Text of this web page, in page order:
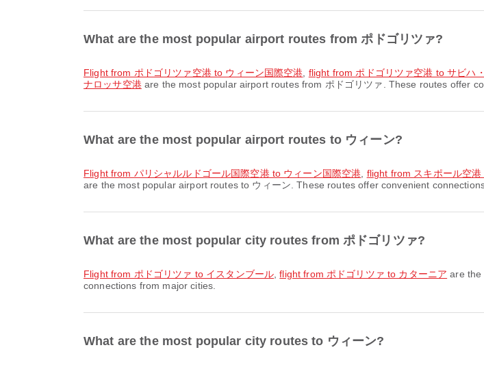
What are the most popular airport routes from ポドゴリツァ?
flight from ポドゴリツァ空港 to ウィーン国際空港 flight from ポドゴリツァ空港 to サビハ
ナロッサ空港are the most popular airport routes from ポドゴリツァ. These routes offer
What are the most popular airport routes to ウィーン?
flight from パリシャルルドゴール国際空港 to ウィーン国際空港 flight from スキポール空
are the most popular airport routes to ウィーン. These routes offer convenient
What are the most popular city routes from ポドゴリツァ?
flight from ポドゴリツァ to イスタンブール ,flight from ポドゴリツァ to カターニア are the
connections from major cities.
What are the most popular city routes to ウィーン?